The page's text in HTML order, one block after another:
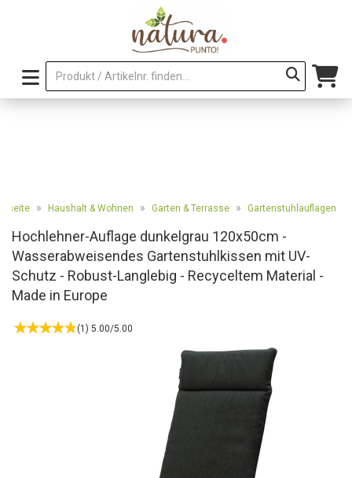
» Haushalt & Wohnen » Garten & Terrasse » Gartenstuhlauflagen
Hochlehner-Auflage dunkelgrau 120x50cm -
Wasserabweisendes Gartenstuhlkissen mit UV-
Schutz - Robust-Langlebig - Recyceltem Material -
Made in Europe
(1) 5.00/5.00